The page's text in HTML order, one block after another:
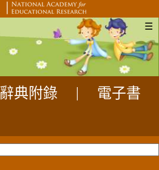
☰
辭典附錄
電子書